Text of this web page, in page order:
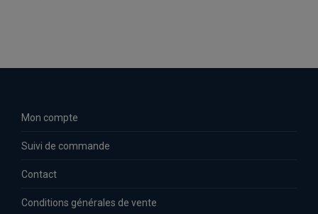
Mon compte
Suivi de commande
Contact
Conditions générales de vente